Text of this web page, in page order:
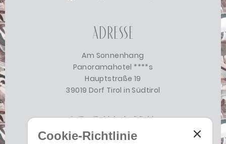
Cookie-Richtlinie
Adresse
Am Sonnenhang
Panoramahotel ****s
Hauptstraße 19
39019 Dorf Tirol in Südtirol
Social Media